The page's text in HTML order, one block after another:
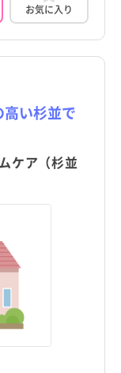
お気に入り
い杉並で
ケア（杉並